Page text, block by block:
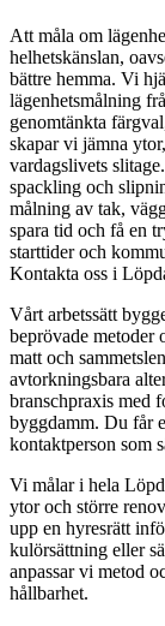
Att måla om
helhetskänslan,
bättre hemma. Vi
lägenhetsmålning
genomtänkta
skapar vi jämna
vardagslivets
spackling och
målning av tak,
spara tid och få en
starttider och
Kontakta oss i
Vårt arbetssätt
beprövade metoder
matt och
avtorkningsbara
branschpraxis med
byggdamm. Du får
kontaktperson som
Vi målar i hela
ytor och större
upp en hyresrätt
kulörsättning eller
anpassar vi metod
hållbarhet.